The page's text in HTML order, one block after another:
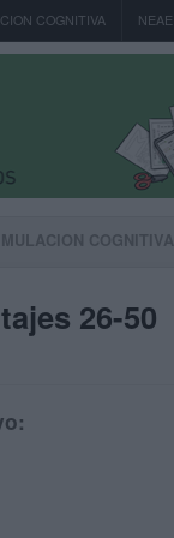
COGNITIVA NEAE
COGNITIVA
26-50